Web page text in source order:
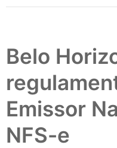
Belo
Emissor
NFS-e